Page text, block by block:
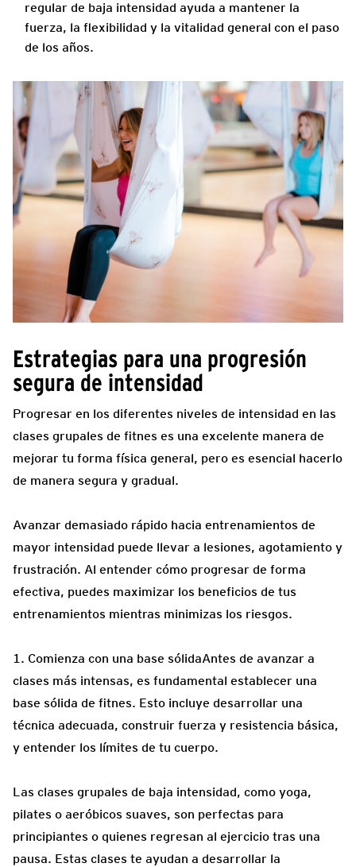
regular de baja intensidad ayuda a mantener la
fuerza, la flexibilidad y la vitalidad general con el paso
de los años.
Estrategias para una progresión
segura de intensidad
Progresar en los diferentes niveles de intensidad en las
clases grupales de fitnes es una excelente manera de
mejorar tu forma física general, pero es esencial hacerlo
de manera segura y gradual.
Avanzar demasiado rápido hacia entrenamientos de
mayor intensidad puede llevar a lesiones, agotamiento y
frustración. Al entender cómo progresar de forma
efectiva, puedes maximizar los beneficios de tus
entrenamientos mientras minimizas los riesgos.
1. Comienza con una base sólidaAntes de avanzar a
clases más intensas, es fundamental establecer una
base sólida de fitnes. Esto incluye desarrollar una
técnica adecuada, construir fuerza y resistencia básica,
y entender los límites de tu cuerpo.
Las clases grupales de baja intensidad, como yoga,
pilates o aeróbicos suaves, son perfectas para
principiantes o quienes regresan al ejercicio tras una
pausa. Estas clases te ayudan a desarrollar la